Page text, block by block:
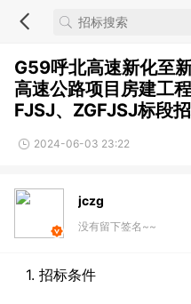
G59呼北高速新化至
高速公路项目房建工
FJSJ、ZGFJSJ标段
2024-06-03 23:22
jczg
没有留下签名~~
1. 招标条件